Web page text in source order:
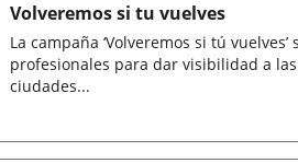
Volveremos si tu vuelves
La campaña ‘Volveremos si tú
profesionales para dar visibilidad a
ciudades...